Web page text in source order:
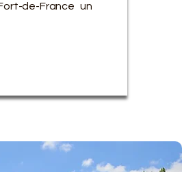
de-France un